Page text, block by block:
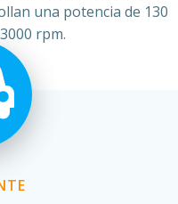
una potencia de 130
rpm.